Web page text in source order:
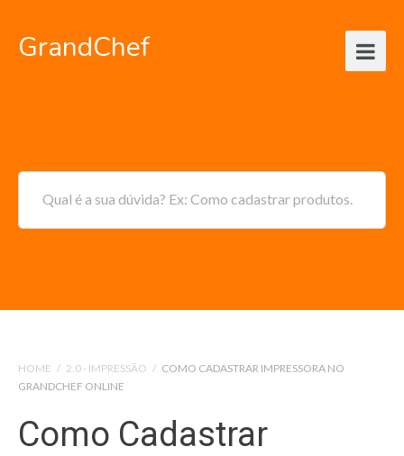
GrandChef
Qual é a sua dúvida? Ex: Como cadastrar produtos.
HOME / 2.0 - IMPRESSÃO / COMO CADASTRAR IMPRESSORA NO
GRANDCHEF ONLINE
Como Cadastrar